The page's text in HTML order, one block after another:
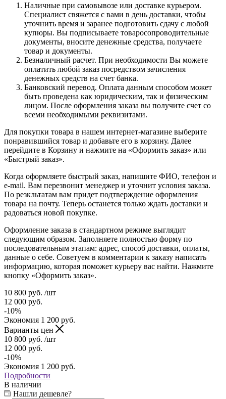
Наличные при самовывозе или доставке курьером.
Специалист свяжется с вами в день доставки, чтобы
уточнить время и заранее подготовить сдачу с любой
купюры. Вы подписываете товаросопроводительные
документы, вносите денежные средства, получаете
товар и документы.
Безналичный расчет. При необходимости Вы можете
оплатить любой заказ посредством зачисления
денежных средств на счет банка.
Банковский перевод. Оплата данным способом может
быть проведена как юридическим, так и физическим
лицом. После оформления заказа вы получите счет со
всеми необходимыми реквизитами.
Для покупки товара в нашем интернет-магазине выберите
понравившийся товар и добавьте его в корзину. Далее
перейдите в Корзину и нажмите на «Оформить заказ» или
«Быстрый заказ».
Когда оформляете быстрый заказ, напишите ФИО, телефон и
e-mail. Вам перезвонит менеджер и уточнит условия заказа.
По резкльтатам вам придет подтверждение оформления
товара на почту. Теперь останется только ждать доставки и
радоваться новой покупке.
Оформление заказа в стандартном режиме выглядит
следующим образом. Заполняете полностью форму по
последовательным этапам: адрес, способ доставки, оплаты,
данные о себе. Советуем в комментарии к заказу написать
информацию, которая поможет курьеру вас найти. Нажмите
кнопку «Оформить заказ».
10 800 руб. /шт
12 000 руб.
-10%
Экономия 1 200 руб.
Варианты цен
10 800 руб. /шт
12 000 руб.
-10%
Экономия 1 200 руб.
Подробности
В наличии
Нашли дешевле?